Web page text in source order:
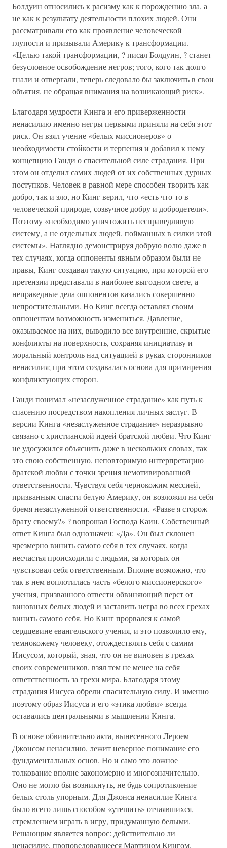
Болдуин относились к расизму как к порождению зла, а
не как к результату деятельности плохих людей. Они
рассматривали его как проявление человеческой
глупости и призывали Америку к трансформации.
«Целью такой трансформации, ? писал Болдуин, ? станет
безусловное освобождение негров; того, кого так долго
гнали и отвергали, теперь следовало бы заключить в свои
объятия, не обращая внимания на возникающий риск».
Благодаря мудрости Кинга и его приверженности
ненасилию именно негры первыми приняли на себя этот
риск. Он взял учение «белых миссионеров» о
необходимости стойкости и терпения и добавил к нему
концепцию Ганди о спасительной силе страдания. При
этом он отделил самих людей от их собственных дурных
поступков. Человек в равной мере способен творить как
добро, так и зло, но Кинг верил, что «есть что-то в
человеческой природе, созвучное добру и добродетели».
Поэтому «необходимо уничтожить несправедливую
систему, а не отдельных людей, пойманных в силки этой
системы». Наглядно демонстрируя добрую волю даже в
тех случаях, когда оппоненты явным образом были не
правы, Кинг создавал такую ситуацию, при которой его
претензии представали в наиболее выгодном свете, а
неправедные дела оппонентов казались совершенно
непростительными. Но Кинг всегда оставлял своим
оппонентам возможность измениться. Давление,
оказываемое на них, выводило все внутренние, скрытые
конфликты на поверхность, сохраняя инициативу и
моральный контроль над ситуацией в руках сторонников
ненасилия; при этом создавалась основа для примирения
конфликтующих сторон.
Ганди понимал «незаслуженное страдание» как путь к
спасению посредством накопления личных заслуг. В
версии Кинга «незаслуженное страдание» неразрывно
связано с христианской идеей братской любви. Что Кинг
не удосужился объяснить даже в нескольких словах, так
это свою собственную, неповторимую интерпретацию
братской любви с точки зрения немотивированной
ответственности. Чувствуя себя чернокожим мессией,
призванным спасти белую Америку, он возложил на себя
бремя незаслуженной ответственности. «Разве я сторож
брату своему?» ? вопрошал Господа Каин. Собственный
ответ Кинга был однозначен: «Да». Он был склонен
чрезмерно винить самого себя в тех случаях, когда
несчастья происходили с людьми, за которых он
чувствовал себя ответственным. Вполне возможно, что
так в нем воплотилась часть «белого миссионерского»
учения, призванного отвести обвиняющий перст от
виновных белых людей и заставить негра во всех грехах
винить самого себя. Но Кинг прорвался к самой
сердцевине евангельского учения, и это позволило ему,
темнокожему человеку, отождествлять себя с самим
Иисусом, который, зная, что он не виновен в грехах
своих современников, взял тем не менее на себя
ответственность за грехи мира. Благодаря этому
страдания Иисуса обрели спасительную силу. И именно
поэтому образ Иисуса и его «этика любви» всегда
оставались центральными в мышлении Кинга.
В основе обвинительно акта, вынесенного Лероем
Джонсом ненасилию, лежит неверное понимание его
фундаментальных основ. Но и само это ложное
толкование вполне закономерно и многозначительно.
Оно не могло бы возникнуть, не будь сопротивление
белых столь упорным. Для Джонса ненасилие Кинга
было всего лишь способом «утешить» отчаявшихся,
стремлением играть в игру, придуманную белыми.
Решающим является вопрос: действительно ли
ненасилие, проповедовавшееся Мартином Кингом,